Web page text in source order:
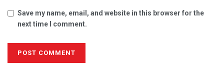
Save my name, email, and website in this browser for the
next time I comment.